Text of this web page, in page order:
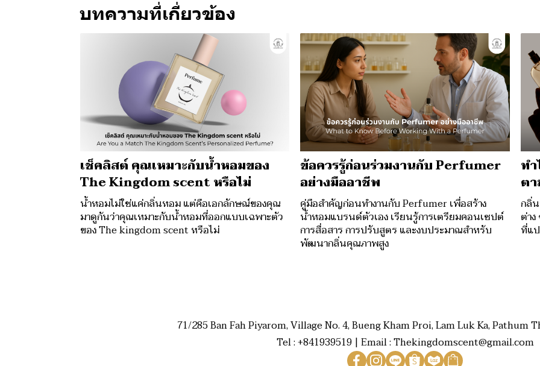
บทความที่เกี่ยวข้อง
เช็คลิสต์ คุณเหมาะกับน้ำหอมของ
The Kingdom scent หรือไม่
น้ำหอมไม่ใช่แค่กลิ่นหอม แต่คือเอกลักษณ์ของคุณ
มาดูกันว่าคุณเหมาะกับน้ำหอมที่ออกแบบเฉพาะตัว
ของ The kingdom scent หรือไม่
ข้อควรรู้ก่อนร่วมงานกับ Perfumer
อย่างมืออาชีพ
คู่มือสำคัญก่อนทำงานกับ Perfumer เพื่อสร้าง
น้ำหอมแบรนด์ตัวเอง เรียนรู้การเตรียมคอนเซปต์
การสื่อสาร การปรับสูตร และงบประมาณสำหรับ
พัฒนากลิ่นคุณภาพสูง
ท
ต
กลิ่
ต่า
ที่แ
71/285 Ban Fah Piyarom, Village No. 4, Bueng Kham Proi, Lam Luk Ka, Pathum
Tel : +841939519 | Email : Thekingdomscent@gmail.com